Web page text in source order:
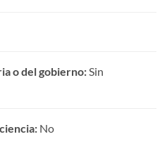
o del gobierno:Sin
No